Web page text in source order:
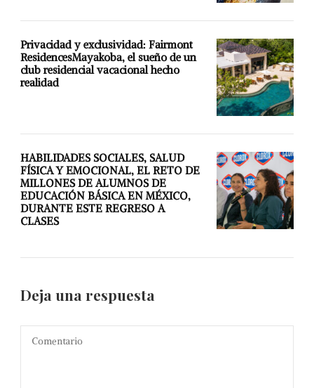
Privacidad y exclusividad: Fairmont
ResidencesMayakoba, el sueño de un
club residencial vacacional hecho
realidad
HABILIDADES SOCIALES, SALUD
FÍSICA Y EMOCIONAL, EL RETO DE
MILLONES DE ALUMNOS DE
EDUCACIÓN BÁSICA EN MÉXICO,
DURANTE ESTE REGRESO A
CLASES
Deja una respuesta